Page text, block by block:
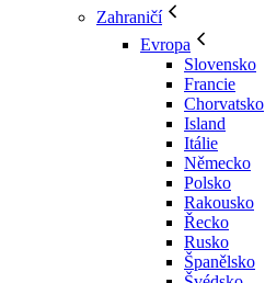
Zahraničí
Evropa
Slovensko
Francie
Chorvatsko
Island
Itálie
Německo
Polsko
Rakousko
Řecko
Rusko
Španělsko